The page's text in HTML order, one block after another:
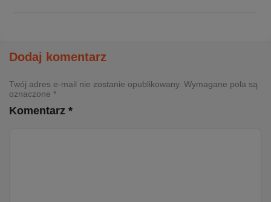
Dodaj komentarz
Twój adres e-mail nie zostanie opublikowany. Wymagane pola są
oznaczone *
Komentarz *